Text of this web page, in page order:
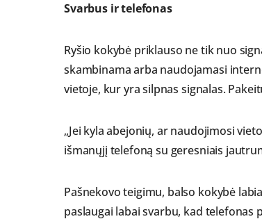
Svarbus ir telefonas
Ryšio kokybė priklauso ne tik nuo
skambinama arba naudojamasi
vietoje, kur yra silpnas signalas.
„Jei kyla abejonių, ar naudojimosi
išmanųjį telefoną su geresniais
Pašnekovo teigimu, balso kokybė
paslaugai labai svarbu, kad telefonas